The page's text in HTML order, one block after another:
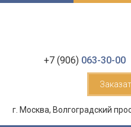
+7 (906) 063-30-00
г. Москва, Волгоградский